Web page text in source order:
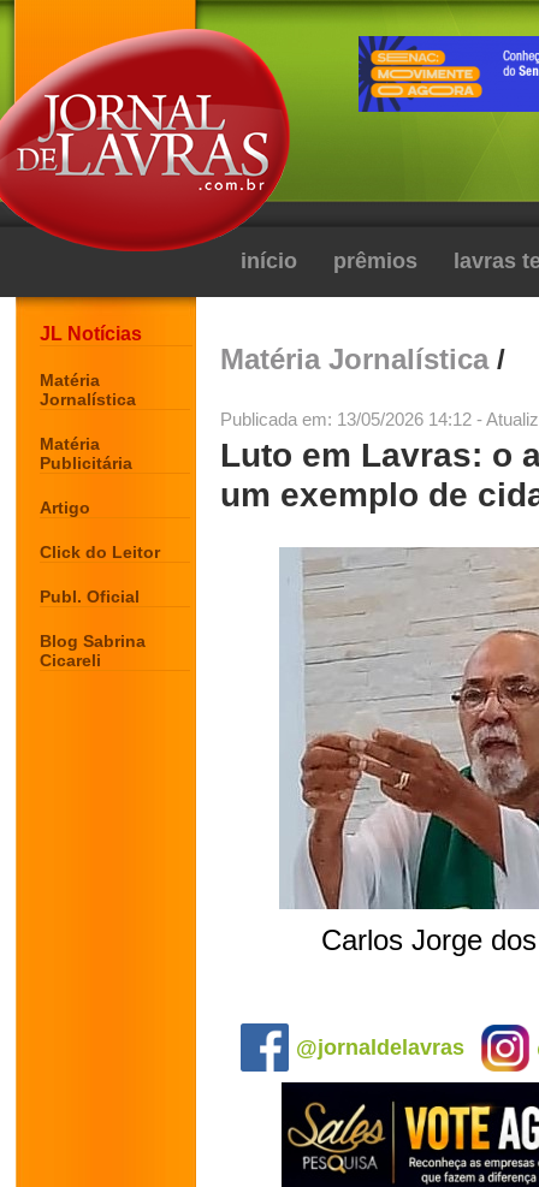
início prêmios lavras
JL Notícias
Matéria
Jornalística
Matéria
Publicitária
Artigo
Click do Leitor
Publ. Oficial
Blog Sabrina
Cicareli
Matéria Jornalística/
Publicada em: 13/05/2026 14:12 -
Luto em Lavras: o
um exemplo de
Carlos Jorge
@jornaldelavras